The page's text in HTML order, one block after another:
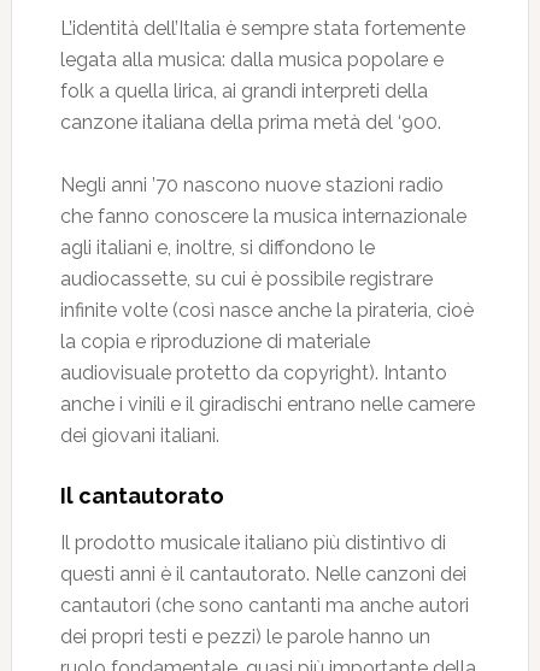
L’identità dell’Italia è sempre stata fortemente
legata alla musica: dalla musica popolare e
folk a quella lirica, ai grandi interpreti della
canzone italiana della prima metà del ‘900.
Negli anni ’70 nascono nuove stazioni radio
che fanno conoscere la musica internazionale
agli italiani e, inoltre, si diffondono le
audiocassette, su cui è possibile registrare
infinite volte (così nasce anche la pirateria, cioè
la copia e riproduzione di materiale
audiovisuale protetto da copyright). Intanto
anche i vinili e il giradischi entrano nelle camere
dei giovani italiani.
Il cantautorato
Il prodotto musicale italiano più distintivo di
questi anni è il cantautorato. Nelle canzoni dei
cantautori (che sono cantanti ma anche autori
dei propri testi e pezzi) le parole hanno un